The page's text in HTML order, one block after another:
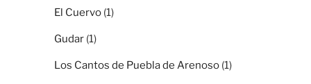
El Cuervo (1)
Gudar (1)
Los Cantos de Puebla de Arenoso (1)